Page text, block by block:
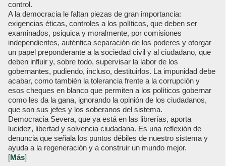
control.
A la democracia le faltan piezas de gran importancia:
exigencias éticas, controles a los políticos, que deben ser
examinados, psiquica y moralmente, por comisiones
independientes, auténtica separación de los poderes y otorgar
un papel preponderante a la sociedad civil y al ciudadano, que
deben influir y, sobre todo, supervisar la labor de los
gobernantes, pudiendo, incluso, destituirlos. La impunidad debe
acabar, como también la tolerancia frente a la corrupción y
esos cheques en blanco que permiten a los políticos gobernar
como les da la gana, ignorando la opinión de los ciudadanos,
que son sus jefes y los soberanos del sistema.
Democracia Severa, que ya está en las librerías, aporta
lucidez, libertad y solvencia ciudadana. Es una reflexión de
denuncia que señala los puntos débiles de nuestro sistema y
ayuda a la regeneración y a construir un mundo mejor.
[Más]